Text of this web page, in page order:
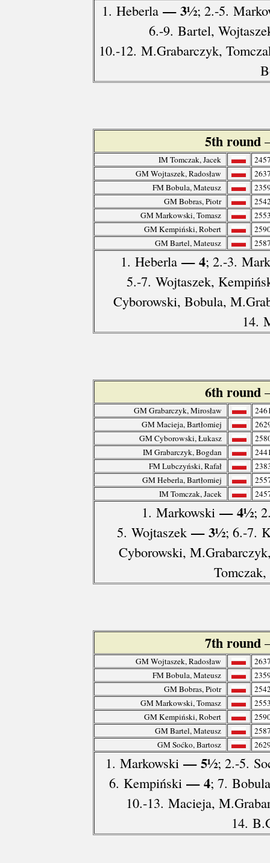
1. Heberla— 3½; 2.-5.
6.-9. Bartel,
10.-12. M.Grabarczyk,
5th round
IM Tomczak, Jacek
GM Wojtaszek, Radosław
FM Bobula, Mateusz
GM Bobras, Piotr
GM Markowski, Tomasz
GM Kempiński, Robert
GM Bartel, Mateusz
1. Heberla— 4; 2.-3.
5.-7. Wojtaszek,
Cyborowski, Bobula,
14.
6th round
GM Grabarczyk, Mirosław
GM Macieja, Bartłomiej
GM Cyborowski, Łukasz
IM Grabarczyk, Bogdan
FM Lubczyński, Rafał
GM Heberla, Bartłomiej
IM Tomczak, Jacek
1. Markowski — 4½;
5. Wojtaszek— 3½; 6.-7.
Cyborowski,
7th round
GM Wojtaszek, Radosław
FM Bobula, Mateusz
GM Bobras, Piotr
GM Markowski, Tomasz
GM Kempiński, Robert
GM Bartel, Mateusz
GM Soćko, Bartosz
1. Markowski— 5½; 2.-5.
6. Kempiński — 4; 7. Bobula
10.-13. Macieja,
14.